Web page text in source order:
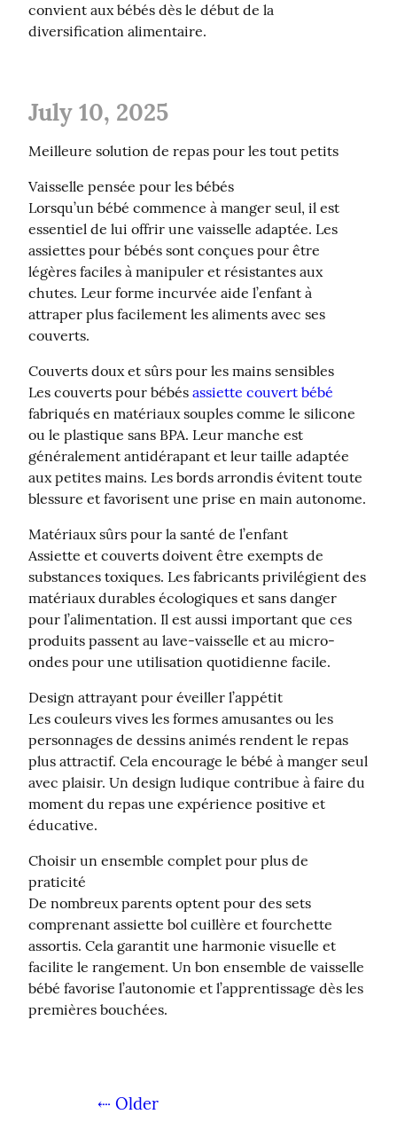
convient aux bébés dès le début de la
diversification alimentaire.
July 10, 2025
Meilleure solution de repas pour les tout petits
Vaisselle pensée pour les bébés
Lorsqu’un bébé commence à manger seul, il est
essentiel de lui offrir une vaisselle adaptée. Les
assiettes pour bébés sont conçues pour être
légères faciles à manipuler et résistantes aux
chutes. Leur forme incurvée aide l’enfant à
attraper plus facilement les aliments avec ses
couverts.
Couverts doux et sûrs pour les mains sensibles
Les couverts pour bébés assiette couvert bébé
fabriqués en matériaux souples comme le silicone
ou le plastique sans BPA. Leur manche est
généralement antidérapant et leur taille adaptée
aux petites mains. Les bords arrondis évitent toute
blessure et favorisent une prise en main autonome.
Matériaux sûrs pour la santé de l’enfant
Assiette et couverts doivent être exempts de
substances toxiques. Les fabricants privilégient des
matériaux durables écologiques et sans danger
pour l’alimentation. Il est aussi important que ces
produits passent au lave-vaisselle et au micro-
ondes pour une utilisation quotidienne facile.
Design attrayant pour éveiller l’appétit
Les couleurs vives les formes amusantes ou les
personnages de dessins animés rendent le repas
plus attractif. Cela encourage le bébé à manger seul
avec plaisir. Un design ludique contribue à faire du
moment du repas une expérience positive et
éducative.
Choisir un ensemble complet pour plus de
praticité
De nombreux parents optent pour des sets
comprenant assiette bol cuillère et fourchette
assortis. Cela garantit une harmonie visuelle et
facilite le rangement. Un bon ensemble de vaisselle
bébé favorise l’autonomie et l’apprentissage dès les
premières bouchées.
⇠ Older